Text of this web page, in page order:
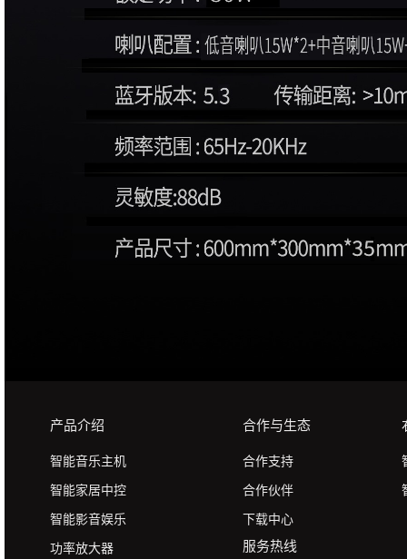
产品介绍
智能音乐主机
智能家居中控
智能影音娱乐
功率放大器
合作与生态
合作支持
合作伙伴
下载中心
服务热线